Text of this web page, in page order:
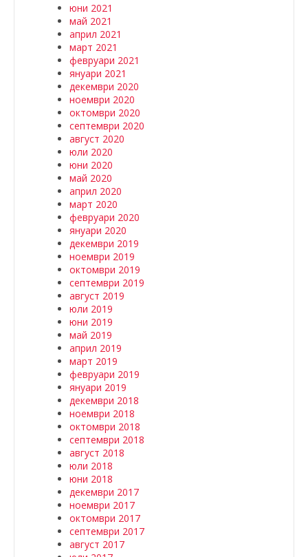
юни 2021
май 2021
април 2021
март 2021
февруари 2021
януари 2021
декември 2020
ноември 2020
октомври 2020
септември 2020
август 2020
юли 2020
юни 2020
май 2020
април 2020
март 2020
февруари 2020
януари 2020
декември 2019
ноември 2019
октомври 2019
септември 2019
август 2019
юли 2019
юни 2019
май 2019
април 2019
март 2019
февруари 2019
януари 2019
декември 2018
ноември 2018
октомври 2018
септември 2018
август 2018
юли 2018
юни 2018
декември 2017
ноември 2017
октомври 2017
септември 2017
август 2017